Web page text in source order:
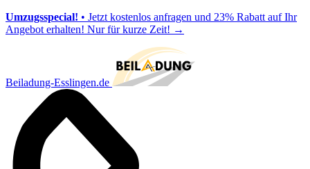
Umzugsspecial! • Jetzt kostenlos anfragen und 23% Rabatt auf Ihr
Angebot erhalten! Nur für kurze Zeit! →
Beiladung-Esslingen.de